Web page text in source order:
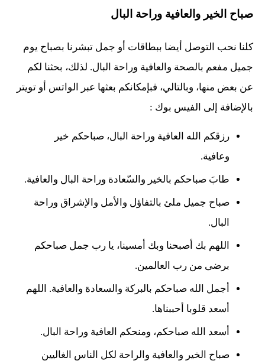
صباح الخير والعافية وراحة البال
كلنا نحب التوصل أيضا ببطاقات أو جمل تبشرنا بصباح يوم
جميل مفعم بالصحة والعافية وراحة البال. لذلك، بحثنا لكم
عن بعض منها، وبالتالي، فبإمكانكم بعثها عبر الواتس أو تويتر
بالإضافة إلى الفيس بوك :
رزقكم الله العافية وراحة البال، صباحكم خير
وعافية.
طابَ صباحكم بالخير والسّعادة وراحة البال والعافية.
صباح جميل ملئ بالتفاؤل والأمل والإشراق وراحة
البال.
اللهم بك أصبحنا وبك أمسينا، يا رب جمل صباحكم
برضى من رب العالمين.
أجمل الله صباحكم بالبركة والسعادة والعافية. اللهم
أسعد قلوبا أحببناها.
أسعد الله صباحكم، ومنحكم العافية وراحة البال.
صباح الخير والعافية والراحة لكل الناس الغاليين